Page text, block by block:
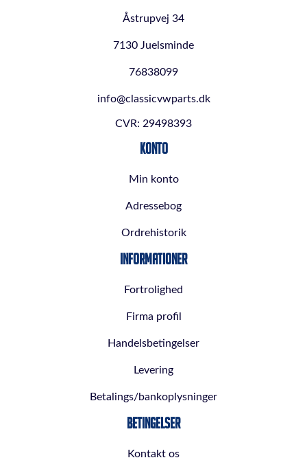
Åstrupvej 34
7130 Juelsminde
76838099
info@classicvwparts.dk
CVR: 29498393
Konto
Min konto
Adressebog
Ordrehistorik
Informationer
Fortrolighed
Firma profil
Handelsbetingelser
Levering
Betalings/bankoplysninger
Betingelser
Kontakt os